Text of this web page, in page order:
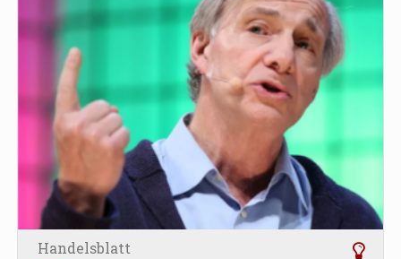
Handelsblatt